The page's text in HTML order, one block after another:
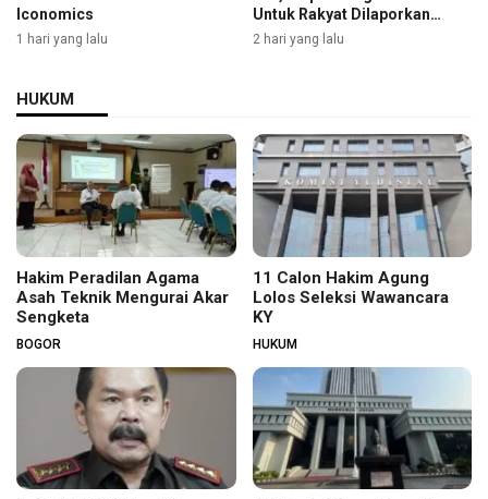
Iconomics
1 hari yang lalu
Untuk Rakyat Dilaporkan
Selengkapnya
2 hari yang lalu
HUKUM
Hakim Peradilan Agama
Asah Teknik Mengurai Akar
Sengketa
BOGOR
11 Calon Hakim Agung
Lolos Seleksi Wawancara
KY
HUKUM